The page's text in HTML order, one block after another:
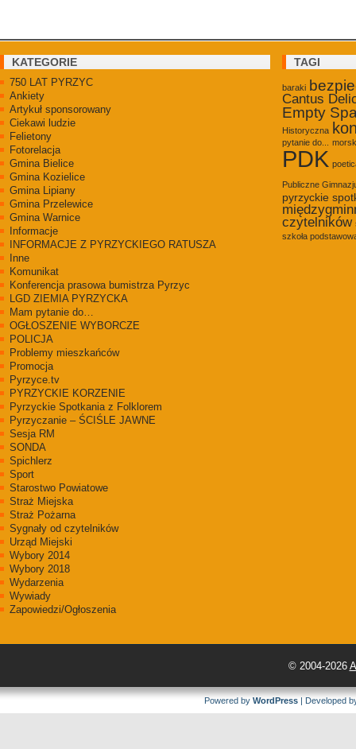
KATEGORIE
750 LAT PYRZYC
Ankiety
Artykuł sponsorowany
Ciekawi ludzie
Felietony
Fotorelacja
Gmina Bielice
Gmina Kozielice
Gmina Lipiany
Gmina Przelewice
Gmina Warnice
Informacje
INFORMACJE Z PYRZYCKIEGO RATUSZA
Inne
Komunikat
Konferencja prasowa bumistrza Pyrzyc
LGD ZIEMIA PYRZYCKA
Mam pytanie do…
OGŁOSZENIE WYBORCZE
POLICJA
Problemy mieszkańców
Promocja
Pyrzyce.tv
PYRZYCKIE KORZENIE
Pyrzyckie Spotkania z Folklorem
Pyrzyczanie – ŚCIŚLE JAWNE
Sesja RM
SONDA
Spichlerz
Sport
Starostwo Powiatowe
Straż Miejska
Straż Pożarna
Sygnały od czytelników
Urząd Miejski
Wybory 2014
Wybory 2018
Wydarzenia
Wywiady
Zapowiedzi/Ogłoszenia
TAGI
baraki
Cantus
Empty
Historyczna
pytanie do...
PDK
Publiczne
pyrzyckie
czytelników
szkoła
© 2004-2026
Powered by WordPress | Developed